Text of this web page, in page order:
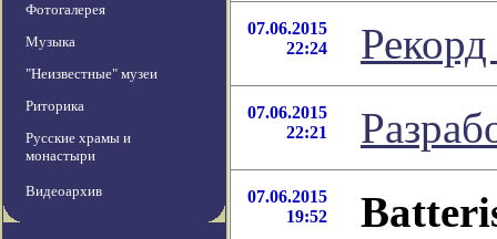
Фотогалерея
Музыка
"Неизвестные" музеи
Риторика
Русские храмы и
монастыри
Видеоархив
07.06.2015
22:24
07.06.2015
22:21
07.06.2015
19:52